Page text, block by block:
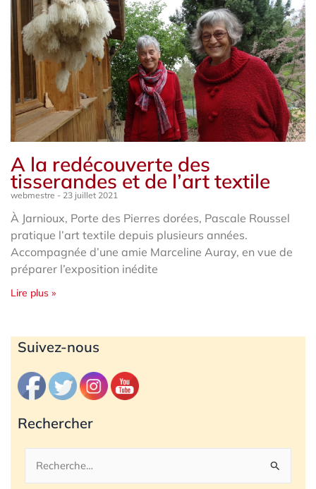
A la redécouverte des
tisserandes et de l’art textile
webmestre 23 juillet 2021
À Jarnioux, Porte des Pierres dorées, Pascale Roussel
pratique l’art textile depuis plusieurs années.
Accompagnée d’une amie Marceline Auray, en vue de
préparer l’exposition inédite
Lire plus »
Suivez-nous
Rechercher
Rechercher :
Archives